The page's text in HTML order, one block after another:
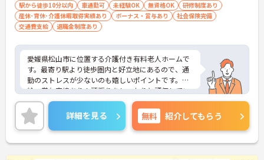
駅から徒歩10分以内 車通勤可 未経験OK 無資格OK
研修制度あり
産休･育休･介護休暇取得実績あり
ボーナス・賞与あり
社会保険完備
交通費支給
退職金制度あり
愛媛県松山市に位置する介護付き有料老人ホームで
す。最寄り駅より徒歩圏内と好立地にあるので、通
勤のストレスが少ないのも嬉しいポイントです。昇
給・賞与実績あり！頑張りをしっかりと評価してい
るので、モチベーションを保ちやすい環境です。ご
興味をお持ちの方はお気軽にお問い合わせくださ
い。
詳細を見る 無料 紹介してもらう